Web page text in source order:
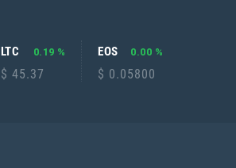
LTC
$ 45.37
0.19 %
EOS
$ 0.05800
0.00 %